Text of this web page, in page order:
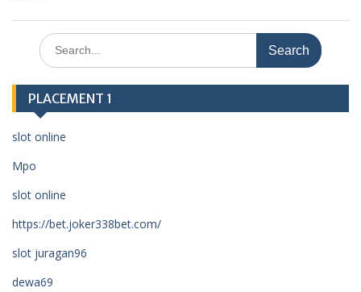
Search
for:
PLACEMENT 1
slot online
Mpo
slot online
https://bet.joker338bet.com/
slot juragan96
dewa69